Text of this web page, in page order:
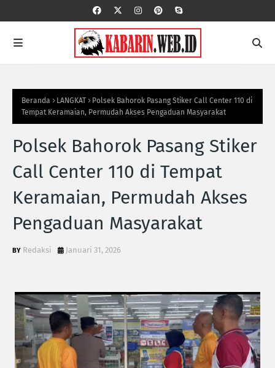
Beranda LANGKAT
Polsek Bahorok Pasang Stiker Call Center 110 di
Tempat Keramaian, Permudah Akses Pengaduan Masyarakat
Polsek Bahorok Pasang Stiker
Call Center 110 di Tempat
Keramaian, Permudah Akses
Pengaduan Masyarakat
Redaksi Januari 31, 2026